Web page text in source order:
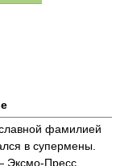
фамилией
в супермены.
Пресс,